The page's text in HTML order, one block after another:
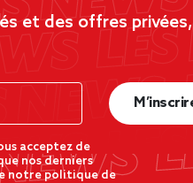
et des offres
acceptez de
nos derniers
notre politique de